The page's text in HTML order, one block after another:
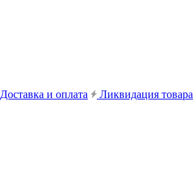
Доставка и оплата Ликвидация товара